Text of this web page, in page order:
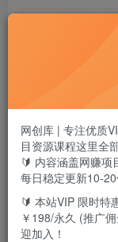
巨量千川起爆直
巨量学院认证讲
掌握巨量千川投放
实现快速起号和
网创库 | 专注优质
目资源课程这里全
🔰 内容涵盖网赚项
每日稳定更新10-
🔰 本站VIP 限时特
￥198/永久 (推广
迎加入！